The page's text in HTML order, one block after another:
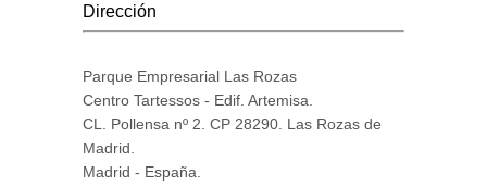
Dirección
Parque Empresarial Las Rozas
Centro Tartessos - Edif. Artemisa.
CL. Pollensa nº 2. CP 28290. Las Rozas de
Madrid.
Madrid - España.